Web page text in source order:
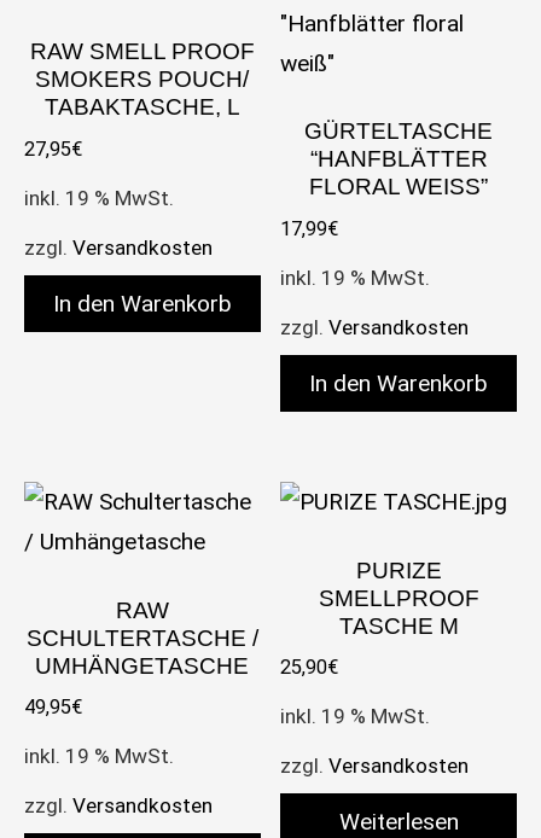
RAW SMELL PROOF
SMOKERS POUCH/
TABAKTASCHE, L
27,95€
inkl. 19 % MwSt.
zzgl. Versandkosten
In den Warenkorb
GÜRTELTASCHE
“HANFBLÄTTER
FLORAL WEISS”
17,99€
inkl. 19 % MwSt.
zzgl.Versandkosten
In den Warenkorb
RAW
SCHULTERTASCHE /
UMHÄNGETASCHE
49,95€
inkl. 19 % MwSt.
zzgl. Versandkosten
PURIZE
SMELLPROOF
TASCHE M
25,90€
inkl. 19 % MwSt.
zzgl.Versandkosten
Weiterlesen